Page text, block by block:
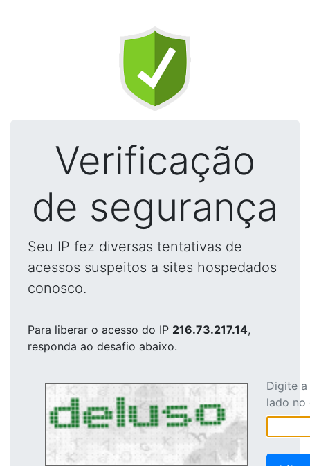
Verificação
de segurança
Seu IP fez diversas tentativas de
acessos suspeitos a sites hospedados
conosco.
Para liberar o acesso do IP 216.73.217.14,
responda ao desafio abaixo.
Digite
lado no